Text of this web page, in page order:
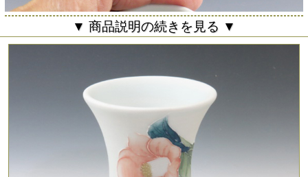
▼ 商品説明の続きを見る ▼